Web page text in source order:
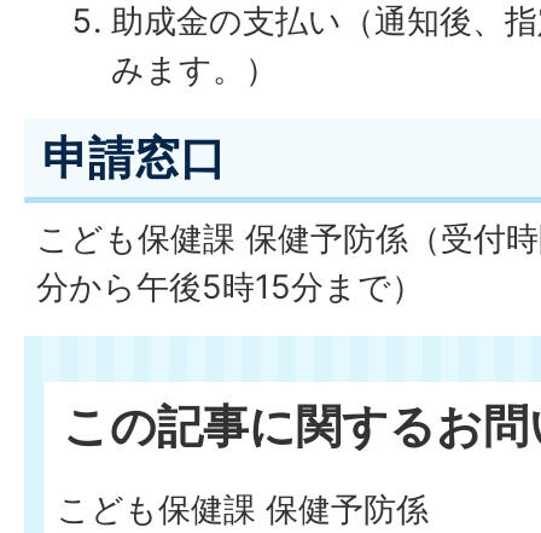
助成金の支払い（通知後、
みます。）
申請窓口
こども保健課 保健予防係（受付
分から午後5時15分まで）
この記事に関するお
こども保健課 保健予防係